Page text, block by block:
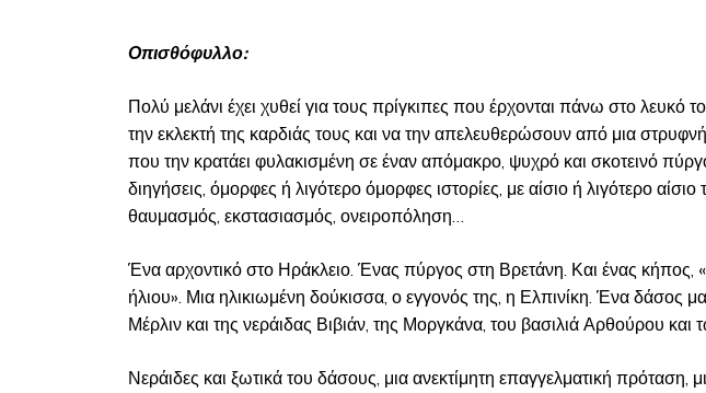
Οπισθόφυλλο:
Πολύ μελάνι έχει χυθεί για τους πρίγκιπες που έρχονται πάνω στο λευκό
την εκλεκτή της καρδιάς τους και να την απελευθερώσουν από μια
που την κρατάει φυλακισμένη σε έναν απόμακρο, ψυχρό και σκοτεινό
διηγήσεις, όμορφες ή λιγότερο όμορφες ιστορίες, με αίσιο ή λιγότερο
θαυμασμός, εκστασιασμός, ονειροπόληση…
Ένα αρχοντικό στο Ηράκλειο. Ένας πύργος στη Βρετάνη. Και ένας κήπος,
ήλιου». Μια ηλικιωμένη δούκισσα, ο εγγονός της, η Ελπινίκη. Ένα δάσος
Μέρλιν και της νεράιδας Βιβιάν, της Μοργκάνα, του βασιλιά Αρθούρου και
Νεράιδες και ξωτικά του δάσους, μια ανεκτίμητη επαγγελματική